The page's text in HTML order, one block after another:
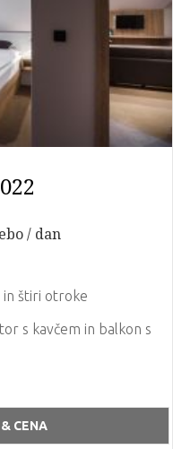
/ dan
in štiri otroke
s kavčem in balkon s
uređaj
CENA